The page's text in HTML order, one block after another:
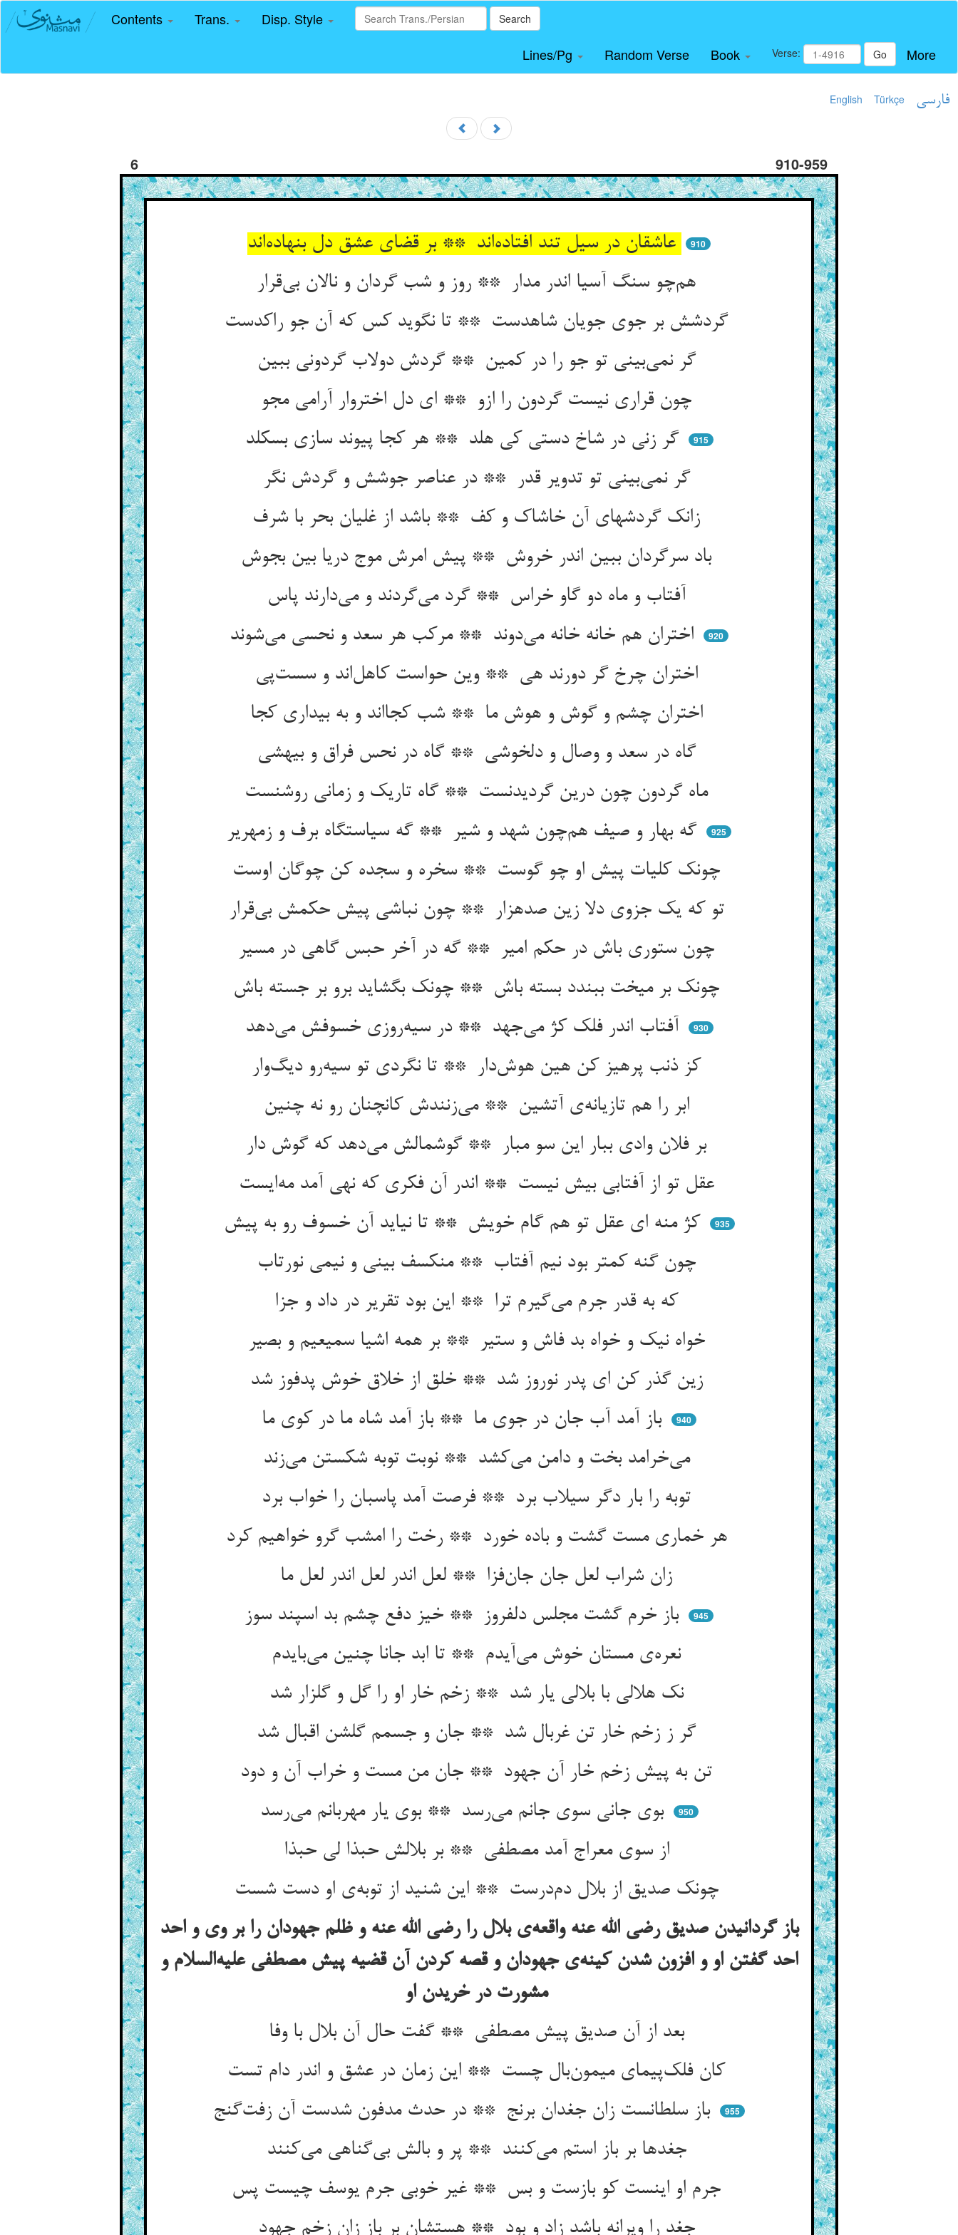
Contents Trans. Disp. Style Search
Lines/Pg Random Verse Book Verse: Go More
English Türkçe فارسی
6 910-959
910
گردشش بر جوی جویان شاهدست ** تا نگوید کس که آن جو راکدست
گر نمی‌بینی تو جو را در کمین ** گردش دولاب گردونی ببین
گر زنی در شاخ دستی کی هلد ** هر کجا پیوند سازی بسکلد
915
گر نمی‌بینی تو تدویر قدر ** در عناصر جوشش و گردش نگر
باد سرگردان ببین اندر خروش ** پیش امرش موج دریا بین بجوش
920
اختران چرخ گر دورند هی ** وین حواست کاهل‌اند و سست‌پی
اختران چشم و گوش و هوش ما ** شب کجااند و به بیداری کجا
گاه در سعد و وصال و دلخوشی ** گاه در نحس فراق و بیهشی
ماه گردون چون درین گردیدنست ** گاه تاریک و زمانی روشنست
گه بهار و صیف هم‌چون شهد و شیر ** گه سیاستگاه برف و زمهریر
925
تو که یک جزوی دلا زین صدهزار ** چون نباشی پیش حکمش بی‌قرار
930
ابر را هم تازیانه‌ی آتشین ** می‌زنندش کانچنان رو نه چنین
بر فلان وادی ببار این سو مبار ** گوشمالش می‌دهد که گوش دار
عقل تو از آفتابی بیش نیست ** اندر آن فکری که نهی آمد مه‌ایست
کژ منه ای عقل تو هم گام خویش ** تا نیاید آن خسوف رو به پیش
935
چون گنه کمتر بود نیم آفتاب ** منکسف بینی و نیمی نورتاب
خواه نیک و خواه بد فاش و ستیر ** بر همه اشیا سمیعیم و بصیر
زین گذر کن ای پدر نوروز شد ** خلق از خلاق خوش پدفوز شد
باز آمد آب جان در جوی ما ** باز آمد شاه ما در کوی ما
940
می‌خرامد بخت و دامن می‌کشد ** نوبت توبه شکستن می‌زند
هر خماری مست گشت و باده خورد ** رخت را امشب گرو خواهیم کرد
باز خرم گشت مجلس دلفروز ** خیز دفع چشم بد اسپند سوز
945
نعره‌ی مستان خوش می‌آیدم ** تا ابد جانا چنین می‌بایدم
نک هلالی با بلالی یار شد ** زخم خار او را گل و گلزار شد
گر ز زخم خار تن غربال شد ** جان و جسمم گلشن اقبال شد
بوی جانی سوی جانم می‌رسد ** بوی یار مهربانم می‌رسد
950
از سوی معراج آمد مصطفی ** بر بلالش حبذا لی حبذا
چونک صدیق از بلال دم‌درست ** این شنید از توبه‌ی او دست شست
باز گردانیدن صدیق رضی الله عنه واقعه‌ی بلال را رضی الله عنه و ظلم جهودان را بر وی و احد
احد گفتن او و افزون شدن کینه‌ی جهودان و قصه کردن آن قضیه پیش مصطفی علیه‌السلام و
مشورت در خریدن او
بعد از آن صدیق پیش مصطفی ** گفت حال آن بلال با وفا
باز سلطانست زان جغدان برنج ** در حدث مدفون شدست آن زفت‌گنج
955
جغدها بر باز استم می‌کنند ** پر و بالش بی‌گناهی می‌کنند
جغد را ویرانه باشد زاد و بود ** هستشان بر باز زان زخم جهود